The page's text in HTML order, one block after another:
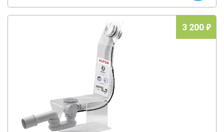
3 200